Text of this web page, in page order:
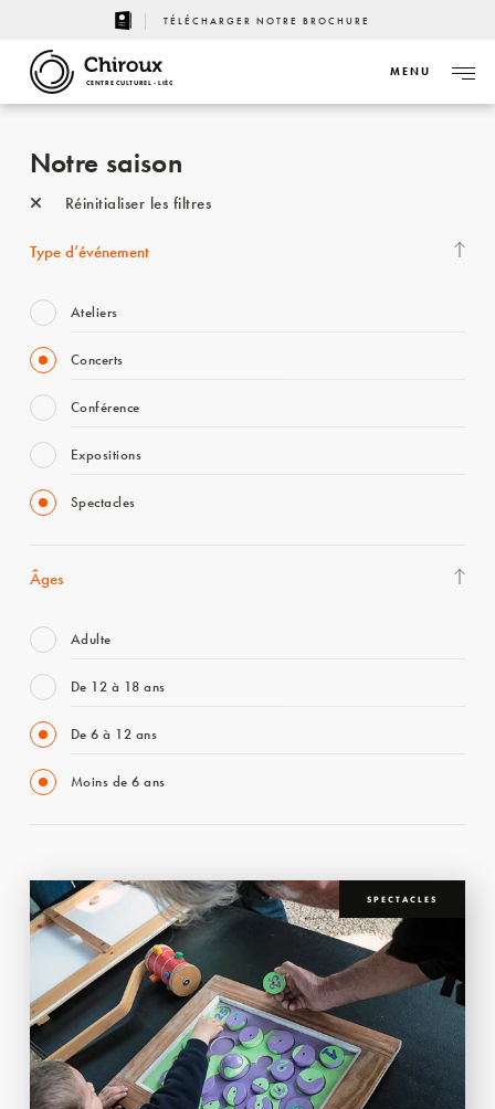
TÉLÉCHARGER NOTRE BROCHURE
CENTRE CULTUREL - LIÈGE
MENU
Notre saison
Réinitialiser les filtres
Type d’événement
Ateliers
Concerts
Conférence
Expositions
Spectacles
Âges
Adulte
De 12 à 18 ans
De 6 à 12 ans
Moins de 6 ans
SPECTACLES